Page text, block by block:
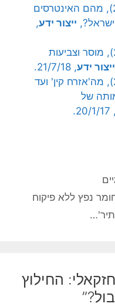
פנחס יחזקאלי (2016), מהם האינטרסים
ייצור ידע,
פנחס יחזקאלי (2018), מוסר וצביעות
ייצור ידע, 21/7/18.
פנחס יחזקאלי (2017), מה'אזרח קין' ועד
של
, 20/1/17.
נפץ ללא פיקוח
יחזקאלי: החילוץ